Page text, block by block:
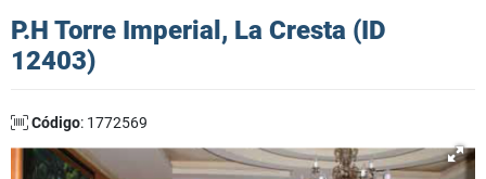
P.H Torre Imperial, La Cresta (ID
12403)
Código: 1772569